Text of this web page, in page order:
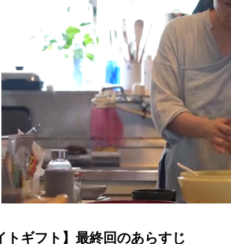
トギフト】最終回のあらすじ